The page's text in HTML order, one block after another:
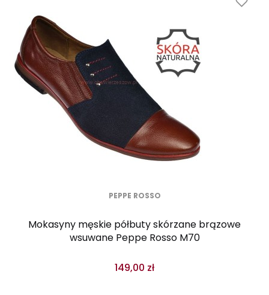
PEPPE ROSSO
Mokasyny męskie półbuty skórzane brązowe
wsuwane Peppe Rosso M70
149,00 zł